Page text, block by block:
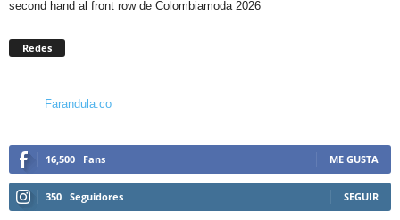
second hand al front row de Colombiamoda 2026
Redes
Farandula.co
16,500 Fans ME GUSTA
350 Seguidores SEGUIR